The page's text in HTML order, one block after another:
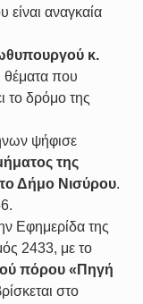
αναγκαία
κ.
θέματα που
το δρόμο της
ψήφισε
της
Δήμο Νισύρου.
Εφημερίδα της
2433, με το
πόρου «Πηγή
στο